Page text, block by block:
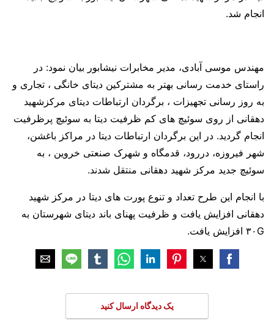
انجام شد.
مهندس موسی آبادی، مدیر مخابرات نیشابور بیان نمود: در
راستای خدمت رسانی بهتر به مشترکین دیتای خانگی ، تجاری و
به روز رسانی تجهیزات ، برگردان ارتباطات دیتای مرکزشهید
دهقانی از روی سوئیچ های کم ظرفیت دیتا به سوئیچ پرظرفیت
انجام گردید. در این برگردان ارتباطات دیتا در مراکز باغشن،
شهر فیروزه، دررود، قدمگاه و شهرک صنعتی خروین ، به
سوئیچ جدید مرکز شهید دهقانی منتقل شدند.
با انجام این طرح تعداد و تنوع پورت های دیتا در مرکز شهید
دهقانی افزایش یافت و ظرفیت پهنای باند دیتای شهرستان به
۳۰G افزایش یافت.
یک دیدگاه ارسال کنید